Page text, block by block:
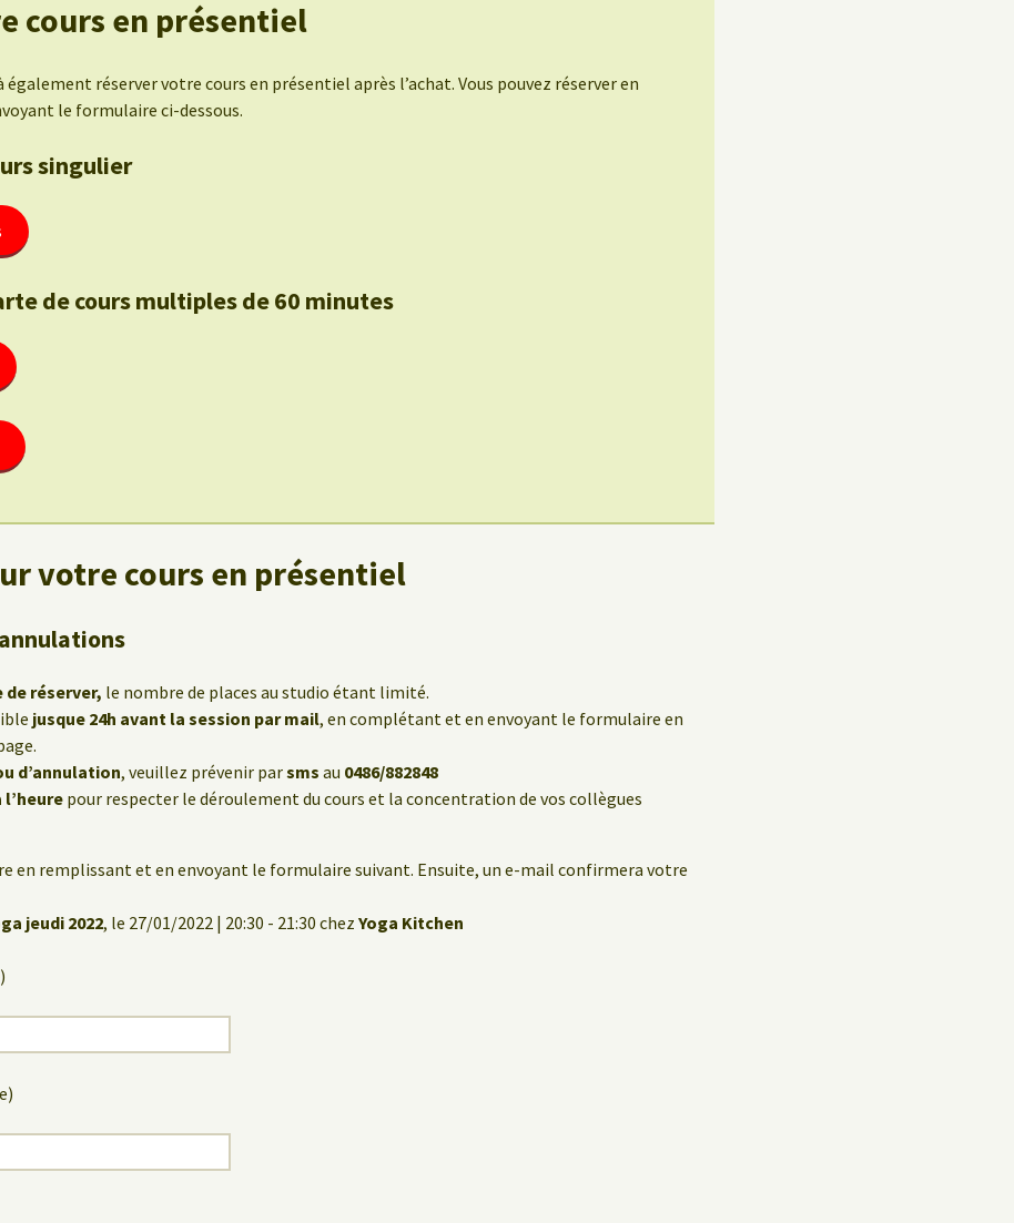
cours en présentiel
également réserver votre cours en présentiel après l’achat. Vous pouvez réserver en
le formulaire ci-dessous.
singulier
de cours multiples de 60 minutes
votre cours en présentiel
réserver, le nombre de places au studio étant limité.
jusque 24h avant la session par mail, en complétant et en envoyant le formulaire en
d’annulation, veuillez prévenir parsms au 0486/882848
pour respecter le déroulement du cours et la concentration de vos collègues
en remplissant et en envoyant le formulaire suivant. Ensuite, un e-mail confirmera votre
jeudi 2022, le 27/01/2022 | 20:30 - 21:30 chez Yoga Kitchen